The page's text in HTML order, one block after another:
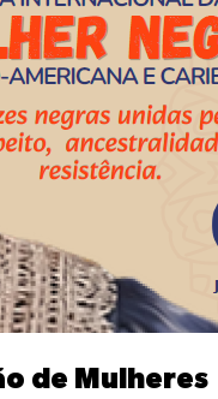
de Mulheres